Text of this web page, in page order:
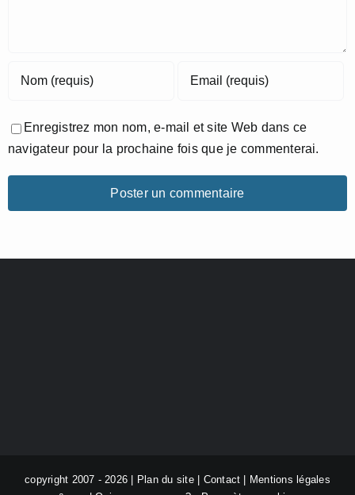
Enregistrez mon nom, e-mail et site Web dans ce
navigateur pour la prochaine fois que je commenterai.
copyright 2007 - 2026 | Plan du site| Contact
Mentions légales